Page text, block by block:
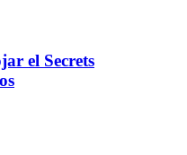
el Secrets